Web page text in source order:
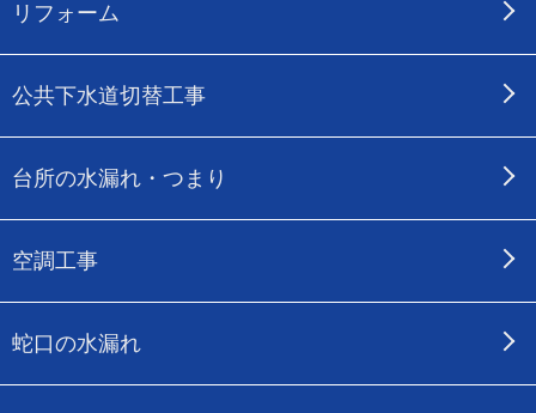
リフォーム
公共下水道切替工事
台所の水漏れ・つまり
空調工事
蛇口の水漏れ